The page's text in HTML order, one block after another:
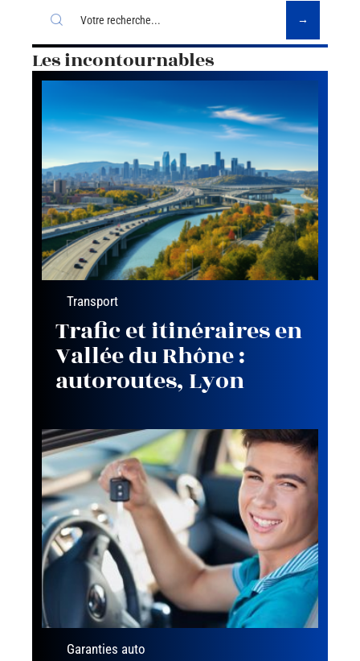
Les incontournables
Transport
Trafic et itinéraires en
Vallée du Rhône :
autoroutes, Lyon
Garanties auto